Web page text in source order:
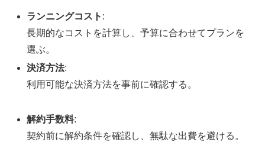
ランニングコスト :
長期的なコストを計算し、予算に合わせてプランを
選ぶ。
決済方法:
利用可能な決済方法を事前に確認する。
解約手数料:
契約前に解約条件を確認し、無駄な出費を避ける。